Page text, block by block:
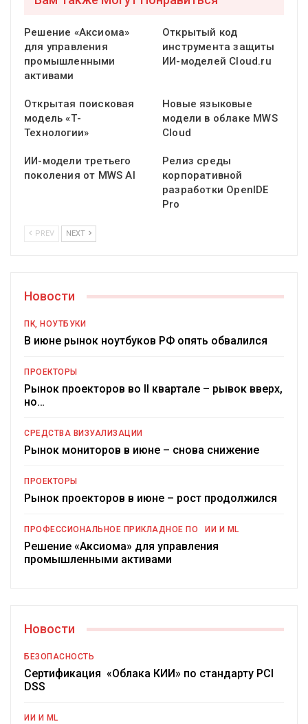
Решение «Аксиома»
для управления
промышленными
активами
Открытый код
инструмента защиты
ИИ-моделей Cloud.ru
Открытая поисковая
модель «Т-
Технологии»
Новые языковые
модели в облаке MWS
Cloud
ИИ-модели третьего
поколения от MWS AI
Релиз среды
корпоративной
разработки OpenIDE
Pro
PREV NEXT
Новости
ПК, НОУТБУКИ
В июне рынок ноутбуков РФ опять обвалился
ПРОЕКТОРЫ
Рынок проекторов во II квартале – рывок вверх,
но…
СРЕДСТВА ВИЗУАЛИЗАЦИИ
Рынок мониторов в июне – снова снижение
ПРОЕКТОРЫ
Рынок проекторов в июне – рост продолжился
ПРОФЕССИОНАЛЬНОЕ ПРИКЛАДНОЕ ПО ИИ И ML
Решение «Аксиома» для управления
промышленными активами
Новости
БЕЗОПАСНОСТЬ
Сертификация «Облака КИИ» по стандарту PCI
DSS
ИИ И ML